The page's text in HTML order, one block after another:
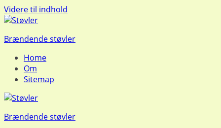
Videre til indhold
Brændende støvler
Home
Om
Sitemap
Brændende støvler